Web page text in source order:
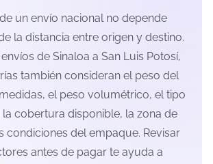
un envío nacional no depende
la distancia entre origen y destino.
de Sinaloa a San Luis Potosí,
también consideran el peso del
el peso volumétrico, el tipo
cobertura disponible, la zona de
condiciones del empaque. Revisar
antes de pagar te ayuda a